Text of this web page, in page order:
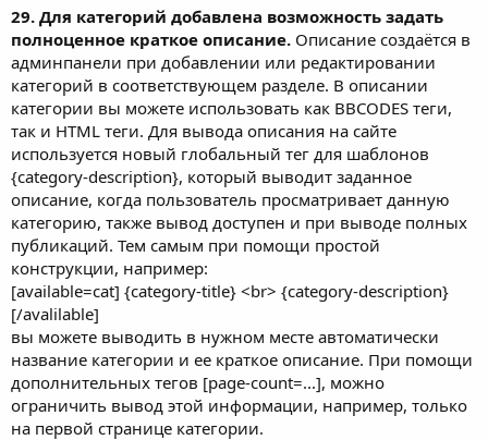
29. Для категорий добавлена возможность задать
полноценное краткое описание. Описание создаётся в
админпанели при добавлении или редактировании
категорий в соответствующем разделе. В описании
категории вы можете использовать как BBCODES теги,
так и HTML теги. Для вывода описания на сайте
используется новый глобальный тег для шаблонов
{category-description}, который выводит заданное
описание, когда пользователь просматривает данную
категорию, также вывод доступен и при выводе полных
публикаций. Тем самым при помощи простой
конструкции, например:
[available=cat] {category-title} <br> {category-description}
[/avalilable]
вы можете выводить в нужном месте автоматически
название категории и ее краткое описание. При помощи
дополнительных тегов [page-count=...], можно
ограничить вывод этой информации, например, только
на первой странице категории.